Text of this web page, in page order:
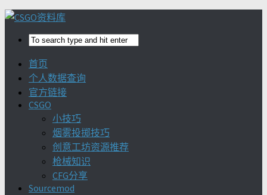
首页
个人数据查询
官方链接
CSGO
小技巧
烟雾投掷技巧
创意工坊资源推荐
枪械知识
CFG分享
Sourcemod